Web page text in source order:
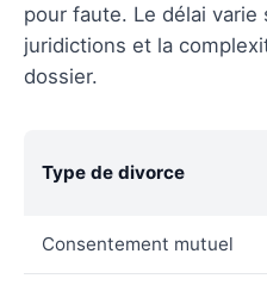
pour faute. Le délai varie
juridictions et la
dossier.
Type de divorce
Consentement mutuel